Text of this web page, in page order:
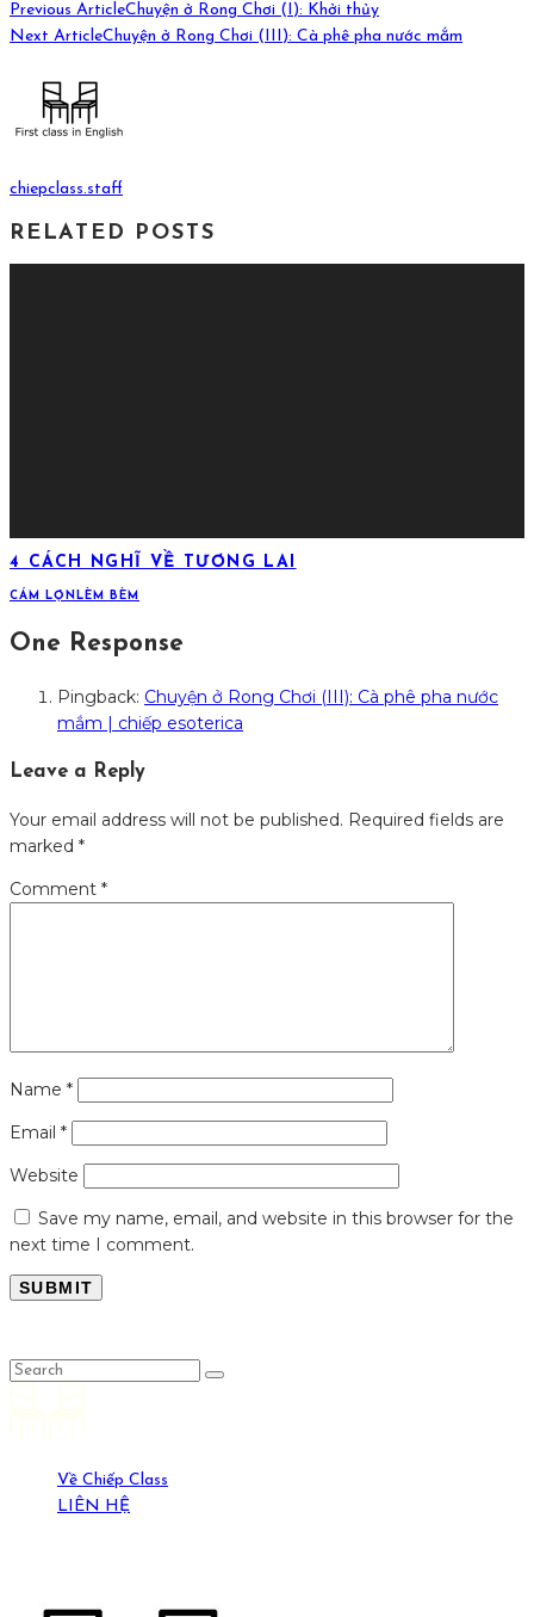
Previous ArticleChuyện ở Rong Chơi (I): Khởi thủy
Next ArticleChuyện ở Rong Chơi (III): Cà phê pha nước mắm
chiepclass.staff
RELATED POSTS
4 CÁCH NGHĨ VỀ TƯƠNG LAI
CÁM LỢN LÈM BÈM
One Response
Pingback: Chuyện ở Rong Chơi (III): Cà phê pha nước
mắm | chiếp esoterica
Leave a Reply
Your email address will not be published. Required fields are
marked *
Comment *
Name *
Email *
Website
Save my name, email, and website in this browser for the
next time I comment.
Về Chiếp Class
LIÊN HỆ